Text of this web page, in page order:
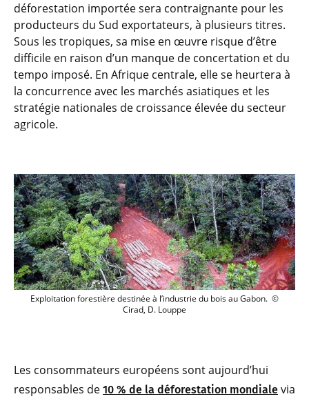
déforestation importée sera contraignante pour les
producteurs du Sud exportateurs, à plusieurs titres.
Sous les tropiques, sa mise en œuvre risque d’être
difficile en raison d’un manque de concertation et du
tempo imposé. En Afrique centrale, elle se heurtera à
la concurrence avec les marchés asiatiques et les
stratégie nationales de croissance élevée du secteur
agricole.
Exploitation forestière destinée à
Exploitation forestière destinée à l’industrie du bois au Gabon. ©
Cirad, D. Louppe
Les consommateurs européens sont aujourd’hui
responsables de 10 % de la déforestation mondiale via